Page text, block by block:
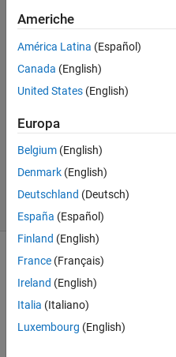
Yufei
31 Gen
2022
1
3 Feb 2022
6
Visualizzazioni
(30 giorni)
Americhe
América Latina (Español)
Canada (English)
United States (English)
Europa
Belgium (English)
Denmark (English)
Deutschland (Deutsch)
España (Español)
Finland (English)
France (Français)
Ireland (English)
Italia (Italiano)
Luxembourg (English)